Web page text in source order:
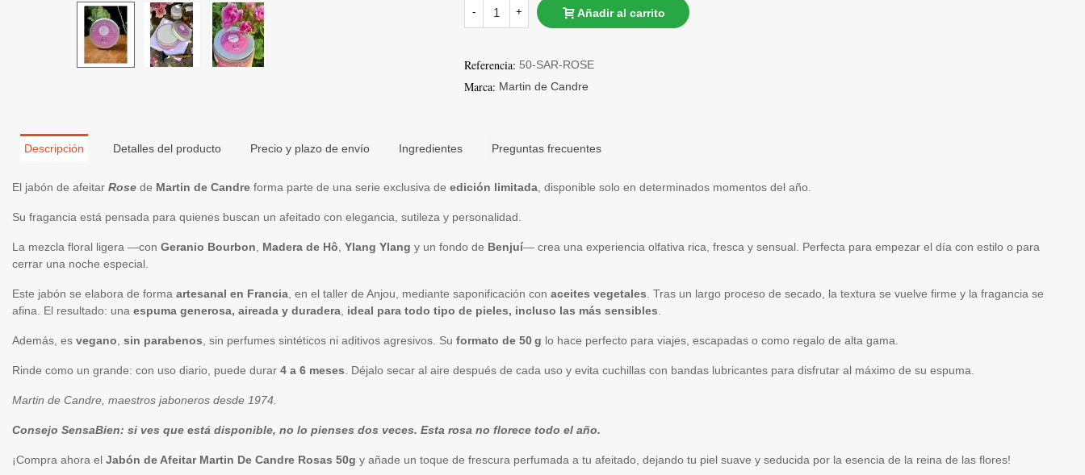
- + Añadir al carrito
Referencia: 50-SAR-ROSE
Marca: Martin de Candre
Descripción Detalles del producto Precio y plazo de envío Ingredientes Preguntas frecuentes
El jabón de afeitar Rose de Martin de Candre forma parte de una serie exclusiva de edición limitada , disponible solo en determinados momentos del año.
Su fragancia está pensada para quienes buscan un afeitado con elegancia, sutileza y personalidad.
La mezcla floral ligera —con Geranio Bourbon Madera de Hô Ylang Ylang y un fondo de Benjuí— crea una experiencia olfativa rica, fresca y sensual. Perfecta para empezar el día con estilo o para
cerrar una noche especial.
Este jabón se elabora de forma artesanal en Francia , en el taller de Anjou, mediante saponificación con aceites vegetales . Tras un largo proceso de secado, la textura se vuelve firme y la fragancia se
afina. El resultado: una espuma generosa, aireada y duradera ideal para todo tipo de pieles, incluso las más sensibles
Además, es vegano sin parabenos , sin perfumes sintéticos ni aditivos agresivos. Su formato de 50 g lo hace perfecto para viajes, escapadas o como regalo de alta gama.
Rinde como un grande: con uso diario, puede durar 4 a 6 meses . Déjalo secar al aire después de cada uso y evita cuchillas con bandas lubricantes para disfrutar al máximo de su espuma.
Martin de Candre, maestros jaboneros desde 1974.
Consejo SensaBien: si ves que está disponible, no lo pienses dos veces. Esta rosa no florece todo el año.
¡Compra ahora el Jabón de Afeitar Martin De Candre Rosas 50g y añade un toque de frescura perfumada a tu afeitado, dejando tu piel suave y seducida por la esencia de la reina de las flores!